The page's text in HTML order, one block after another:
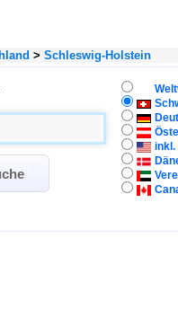
> Schleswig-Holstein
inkl.